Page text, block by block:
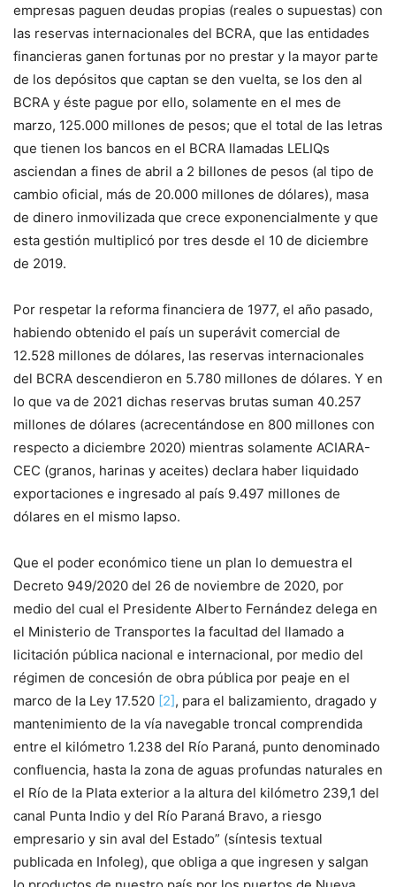
empresas paguen deudas propias (reales o supuestas) con
las reservas internacionales del BCRA, que las entidades
financieras ganen fortunas por no prestar y la mayor parte
de los depósitos que captan se den vuelta, se los den al
BCRA y éste pague por ello, solamente en el mes de
marzo, 125.000 millones de pesos; que el total de las letras
que tienen los bancos en el BCRA llamadas LELIQs
asciendan a fines de abril a 2 billones de pesos (al tipo de
cambio oficial, más de 20.000 millones de dólares), masa
de dinero inmovilizada que crece exponencialmente y que
esta gestión multiplicó por tres desde el 10 de diciembre
de 2019.
Por respetar la reforma financiera de 1977, el año pasado,
habiendo obtenido el país un superávit comercial de
12.528 millones de dólares, las reservas internacionales
del BCRA descendieron en 5.780 millones de dólares. Y en
lo que va de 2021 dichas reservas brutas suman 40.257
millones de dólares (acrecentándose en 800 millones con
respecto a diciembre 2020) mientras solamente ACIARA-
CEC (granos, harinas y aceites) declara haber liquidado
exportaciones e ingresado al país 9.497 millones de
dólares en el mismo lapso.
Que el poder económico tiene un plan lo demuestra el
Decreto 949/2020 del 26 de noviembre de 2020, por
medio del cual el Presidente Alberto Fernández delega en
el Ministerio de Transportes la facultad del llamado a
licitación pública nacional e internacional, por medio del
régimen de concesión de obra pública por peaje en el
marco de la Ley 17.520 [2], para el balizamiento, dragado y
mantenimiento de la vía navegable troncal comprendida
entre el kilómetro 1.238 del Río Paraná, punto denominado
confluencia, hasta la zona de aguas profundas naturales en
el Río de la Plata exterior a la altura del kilómetro 239,1 del
canal Punta Indio y del Río Paraná Bravo, a riesgo
empresario y sin aval del Estado” (síntesis textual
publicada en Infoleg), que obliga a que ingresen y salgan